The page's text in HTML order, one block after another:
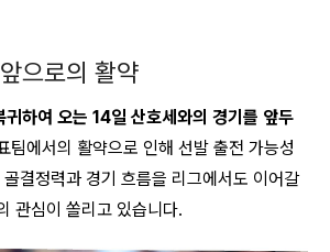
으로의 활약
하여 오는 14일 산호세와의 경기를 앞두
팀에서의 활약으로 인해 선발 출전 가능성
결정력과 경기 흐름을 리그에서도 이어갈
관심이 쏠리고 있습니다.